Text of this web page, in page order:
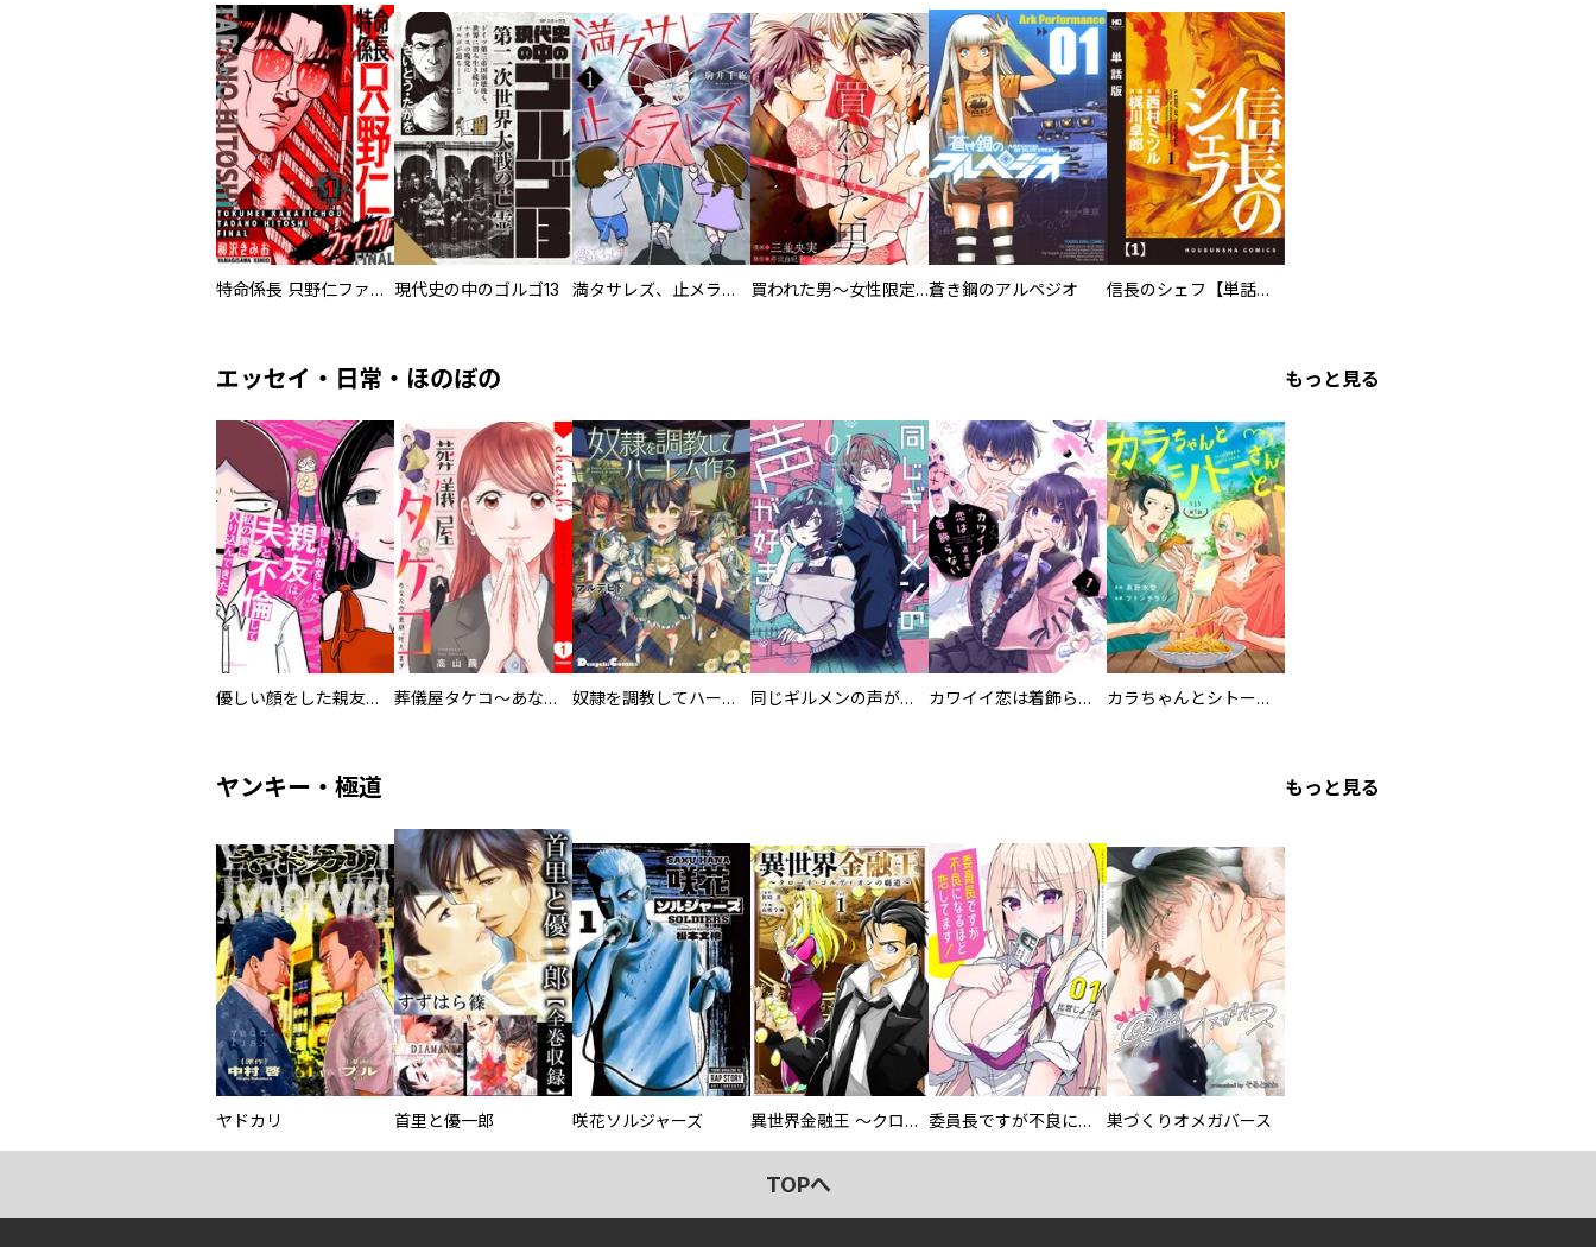
／中村真綿 ／永瀬廉 ／石川拓馬 ／19歳 ／那須永治 ／曽田正人 ／南口奈々 ／saku ／山素 ／森日菜美 ／大野もか ／安部乙 ／本多史門 ／わちみなみ ／高橋葉介 ／じんり ／やもりちゃん ／ルノアール兄弟 ／齊藤京子 ／工藤遥 ／いずみかつき ／たわわ潤 ／ヤマガタアツカ ／宮嶋リョク ／藤近小梅 ／菅野文 ／東雲うみ ／ずにこ ／春川朱香 ／摺澤翔 ／高橋留美子 ／サンドロビッチ・ヤバ子 ／だろめおん ／HANNA ／鈴木快 ／どおくまん ／はなぶさかえ ／スガワラエスコ ／荘司としお ／梶原一騎 ／縹マサキ
／きだまさし ／瀬口たかひろ ／けんろー ／角光 ／藤井良樹 ／佐藤周一郎 ／うかうか ／ノーザンアッパー ／吉田達弥 ／黒飛ただし ／アンジュルム ／豆柴の大群 ／シロ ／拓馬海 ／志尊淳 ／吉森みき男 ／十味 ／樋田和彦 ／炎堂たつや ／大丸一郎 ／円山晃 ／阿部川キネコ ／山上たつひこ ／暦こよみ ／立原あゆみ ／モーニング娘。’１８ ／山内雪奈生 ／柴田桟橋 ／きはちすう耳 ／雨乃くじら ／BABEL LABEL/秋葉恋 ／千種みのり ／みかみてれん ／なか憲人 ／千本木にに ／花果唯 ／壱松けい ／錬金王 ／白川トレモロ ／みぬひのめ ／タケオキュージュウ
特命係長 只野仁ファイナル 愛蔵版 現代史の中のゴルゴ13 満タサレズ、止メラレズ 買われた男～女性限定快感セラピスト～【描き下ろしおまけ付き特装版】蒼き鋼のアルペジオ 信長のシェフ【単話版】
エッセイ・日常・ほのぼの もっと見る
優しい顔をした親友は、夫と不倫して私の家に入り込んできた。 葬儀屋タケコ～あなたの最期、叶えます【電子単行本版】 奴隷を調教してハーレム作る 同じギルメンの声が好き カワイイ恋は着飾らない カラちゃんとシトーさんと、 【分冊版】
ヤンキー・極道 もっと見る
ヤドカリ 首里と優一郎 咲花ソルジャーズ 異世界金融王 ～クローネ・ゴルディオンの覇道～ 委員長ですが不良になるほど恋してます！ 巣づくりオメガバース
TOPへ